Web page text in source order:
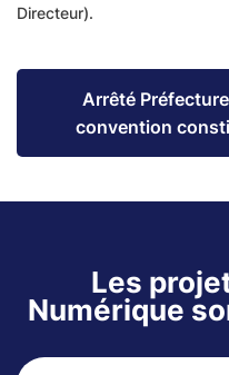
Directeur).
Arrêté
convention
Les
Numérique